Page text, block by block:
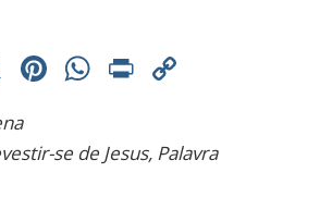
X Pinterest
WhatsApp
Print
se de Jesus, Palavra